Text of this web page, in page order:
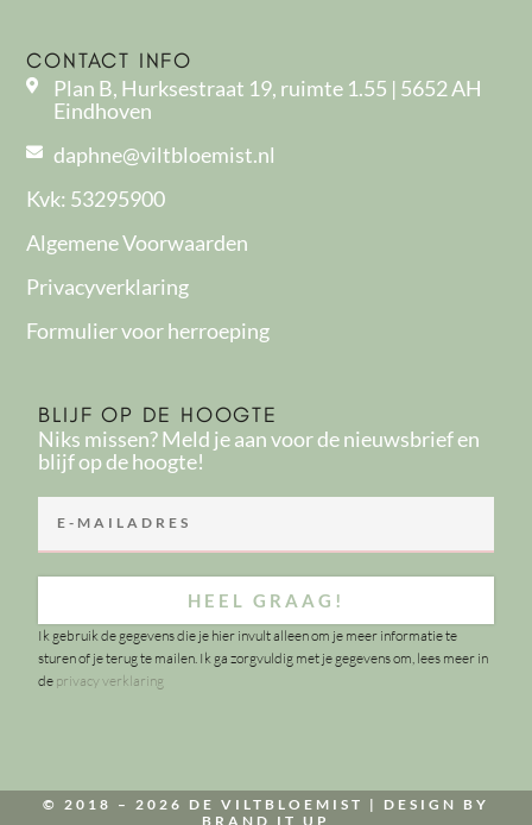
CONTACT INFO
Plan B, Hurksestraat 19, ruimte 1.55 | 5652 AH
Eindhoven
daphne@viltbloemist.nl
Kvk: 53295900
Algemene Voorwaarden
Privacyverklaring
Formulier voor herroeping
BLIJF OP DE HOOGTE
Niks missen? Meld je aan voor de nieuwsbrief en
blijf op de hoogte!
HEEL GRAAG!
Ik gebruik de gegevens die je hier invult alleen om je meer informatie te
sturen of je terug te mailen. Ik ga zorgvuldig met je gegevens om, lees meer in
de privacy verklaring
© 2018 – 2026 DE VILTBLOEMIST | DESIGN BY
BRAND IT UP